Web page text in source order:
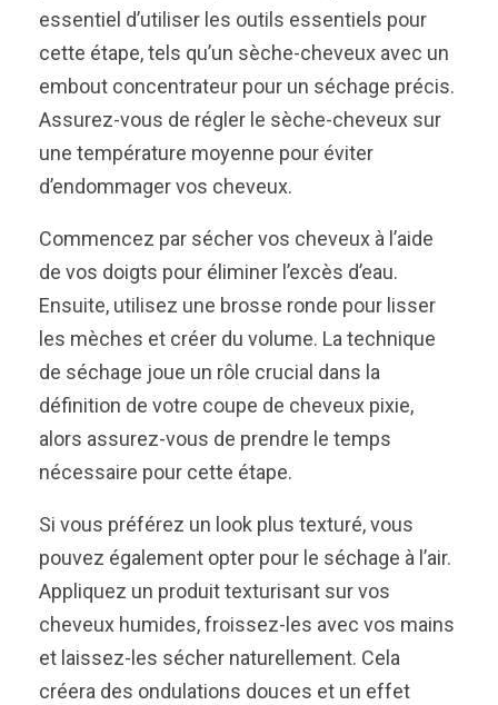
essentiel d’utiliser les outils essentiels pour
cette étape, tels qu’un sèche-cheveux avec un
embout concentrateur pour un séchage précis.
Assurez-vous de régler le sèche-cheveux sur
une température moyenne pour éviter
d’endommager vos cheveux.
Commencez par sécher vos cheveux à l’aide
de vos doigts pour éliminer l’excès d’eau.
Ensuite, utilisez une brosse ronde pour lisser
les mèches et créer du volume. La technique
de séchage joue un rôle crucial dans la
définition de votre coupe de cheveux pixie,
alors assurez-vous de prendre le temps
nécessaire pour cette étape.
Si vous préférez un look plus texturé, vous
pouvez également opter pour le séchage à l’air.
Appliquez un produit texturisant sur vos
cheveux humides, froissez-les avec vos mains
et laissez-les sécher naturellement. Cela
créera des ondulations douces et un effet